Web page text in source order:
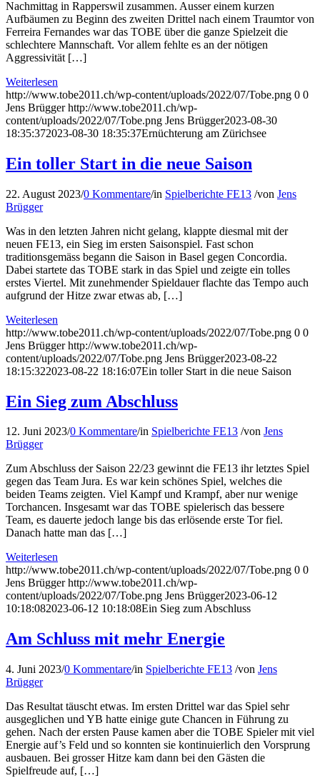
Nachmittag in Rapperswil zusammen. Ausser einem kurzen
Aufbäumen zu Beginn des zweiten Drittel nach einem Traumtor von
Ferreira Fernandes war das TOBE über die ganze Spielzeit die
schlechtere Mannschaft. Vor allem fehlte es an der nötigen
Aggressivität […]
Weiterlesen
http://www.tobe2011.ch/wp-content/uploads/2022/07/Tobe.png 0 0
Jens Brügger http://www.tobe2011.ch/wp-
content/uploads/2022/07/Tobe.png Jens Brügger2023-08-30
18:35:372023-08-30 18:35:37Ernüchterung am Zürichsee
Ein toller Start in die neue Saison
22. August 2023/0 Kommentare/in Spielberichte FE13 /von Jens
Brügger
Was in den letzten Jahren nicht gelang, klappte diesmal mit der
neuen FE13, ein Sieg im ersten Saisonspiel. Fast schon
traditionsgemäss begann die Saison in Basel gegen Concordia.
Dabei startete das TOBE stark in das Spiel und zeigte ein tolles
erstes Viertel. Mit zunehmender Spieldauer flachte das Tempo auch
aufgrund der Hitze zwar etwas ab, […]
Weiterlesen
http://www.tobe2011.ch/wp-content/uploads/2022/07/Tobe.png 0 0
Jens Brügger http://www.tobe2011.ch/wp-
content/uploads/2022/07/Tobe.png Jens Brügger2023-08-22
18:15:322023-08-22 18:16:07Ein toller Start in die neue Saison
Ein Sieg zum Abschluss
12. Juni 2023/0 Kommentare/in Spielberichte FE13 /von Jens
Brügger
Zum Abschluss der Saison 22/23 gewinnt die FE13 ihr letztes Spiel
gegen das Team Jura. Es war kein schönes Spiel, welches die
beiden Teams zeigten. Viel Kampf und Krampf, aber nur wenige
Torchancen. Insgesamt war das TOBE spielerisch das bessere
Team, es dauerte jedoch lange bis das erlösende erste Tor fiel.
Danach hatte man das […]
Weiterlesen
http://www.tobe2011.ch/wp-content/uploads/2022/07/Tobe.png 0 0
Jens Brügger http://www.tobe2011.ch/wp-
content/uploads/2022/07/Tobe.png Jens Brügger2023-06-12
10:18:082023-06-12 10:18:08Ein Sieg zum Abschluss
Am Schluss mit mehr Energie
4. Juni 2023/0 Kommentare/in Spielberichte FE13 /von Jens
Brügger
Das Resultat täuscht etwas. Im ersten Drittel war das Spiel sehr
ausgeglichen und YB hatte einige gute Chancen in Führung zu
gehen. Nach der ersten Pause kamen aber die TOBE Spieler mit viel
Energie auf’s Feld und so konnten sie kontinuierlich den Vorsprung
ausbauen. Bei grosser Hitze kam dann bei den Gästen die
Spielfreude auf, […]